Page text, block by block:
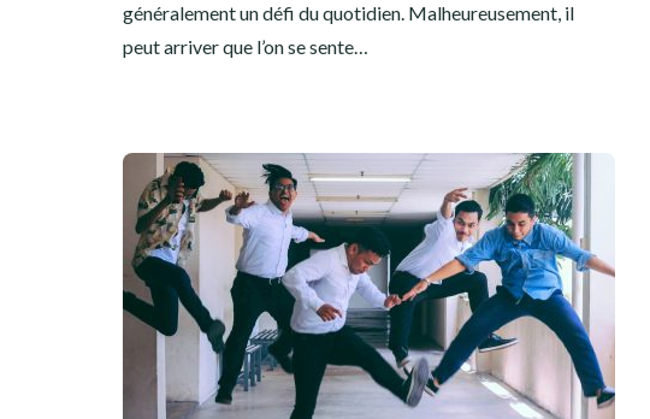
généralement un défi du quotidien. Malheureusement, il
peut arriver que l’on se sente…